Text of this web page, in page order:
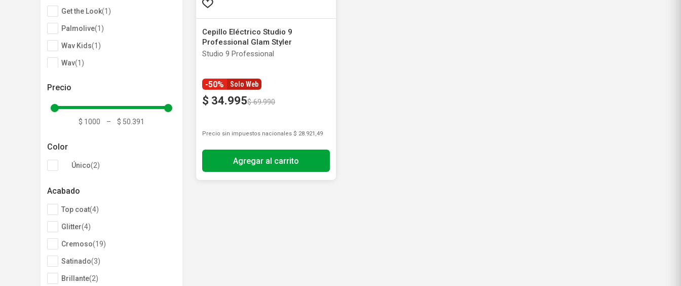
Acabado
Top coat(4)
Glitter(4)
Cremoso(19)
Satinado(3)
Brillante(2)
Color
Único(2)
Get the Look(1 )
Palmolive(1 )
Wav Kids(1 )
Wav(1 )
$ 1000 – $ 50.391
Cepillo Eléctrico Studio 9
Professional Glam Styler
Studio 9 Professional
-50% Solo Web
$ 34.995$ 69.990
Precio sin impuestos nacionales $ 28.921,49
Agregar al carrito